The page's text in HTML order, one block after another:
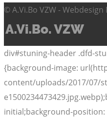
© A.Vi.Bo VZW -
div#stuning-header .dfd-
{background-image:
content/uploads/2017/07/
initial;background-